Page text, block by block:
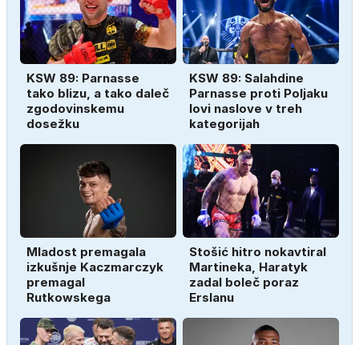
KSW 89: Parnasse
tako blizu, a tako daleč
zgodovinskemu
dosežku
KSW 89: Salahdine
Parnasse proti Poljaku
lovi naslove v treh
kategorijah
Mladost premagala
izkušnje Kaczmarczyk
premagal
Rutkowskega
Stošić hitro nokavtiral
Martineka, Haratyk
zadal boleč poraz
Erslanu